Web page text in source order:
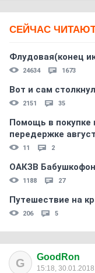
СЕЙЧАС
Флудовая(конец
24634 1673
Вот и сам
2151 35
Помощь в покупке
передержке август
11 2
ОАКЗВ
1188 27
Путешествие на
206 5
G GoodRon
15:18, 30.01.2018